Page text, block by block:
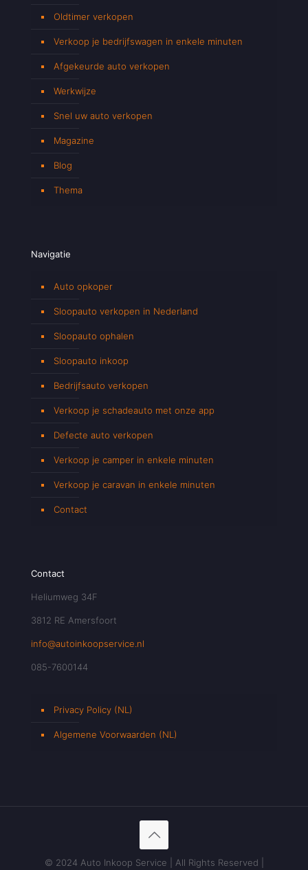
Oldtimer verkopen
Verkoop je bedrijfswagen in enkele minuten
Afgekeurde auto verkopen
Werkwijze
Snel uw auto verkopen
Magazine
Blog
Thema
Navigatie
Auto opkoper
Sloopauto verkopen in Nederland
Sloopauto ophalen
Sloopauto inkoop
Bedrijfsauto verkopen
Verkoop je schadeauto met onze app
Defecte auto verkopen
Verkoop je camper in enkele minuten
Verkoop je caravan in enkele minuten
Contact
Contact
Heliumweg 34F
3812 RE Amersfoort
info@autoinkoopservice.nl
085-7600144
Privacy Policy (NL)
Algemene Voorwaarden (NL)
© 2024 Auto Inkoop Service | All Rights Reserved |